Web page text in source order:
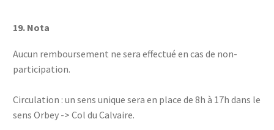
19. Nota
Aucun remboursement ne sera effectué en cas de non-
participation.
Circulation : un sens unique sera en place de 8h à 17h dans le
sens Orbey -> Col du Calvaire.